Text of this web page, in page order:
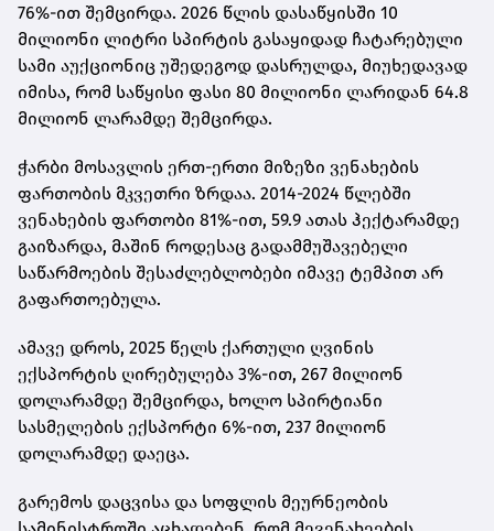
76%-ით შემცირდა. 2026 წლის დასაწყისში 10
მილიონი ლიტრი სპირტის გასაყიდად ჩატარებული
სამი აუქციონიც უშედეგოდ დასრულდა, მიუხედავად
იმისა, რომ საწყისი ფასი 80 მილიონი ლარიდან 64.8
მილიონ ლარამდე შემცირდა.
ჭარბი მოსავლის ერთ-ერთი მიზეზი ვენახების
ფართობის მკვეთრი ზრდაა. 2014-2024 წლებში
ვენახების ფართობი 81%-ით, 59.9 ათას ჰექტარამდე
გაიზარდა, მაშინ როდესაც გადამმუშავებელი
საწარმოების შესაძლებლობები იმავე ტემპით არ
გაფართოებულა.
ამავე დროს, 2025 წელს ქართული ღვინის
ექსპორტის ღირებულება 3%-ით, 267 მილიონ
დოლარამდე შემცირდა, ხოლო სპირტიანი
სასმელების ექსპორტი 6%-ით, 237 მილიონ
დოლარამდე დაეცა.
გარემოს დაცვისა და სოფლის მეურნეობის